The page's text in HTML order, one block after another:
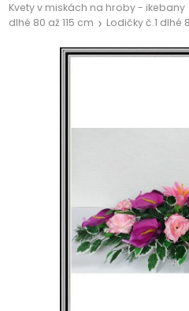
Kvety v miskách na hroby - ikebany
dlhé 80 až 115 cm
Lodičky č.1 dlhé